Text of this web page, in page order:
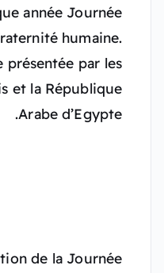
année Journée
humaine.
par les
et la République
Arabe d’Egypte.
de la Journée